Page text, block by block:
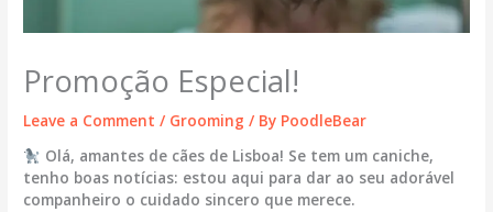
Promoção Especial!
Leave a Comment / Grooming / By PoodleBear
Olá, amantes de cães de Lisboa! Se tem um caniche,
tenho boas notícias: estou aqui para dar ao seu adorável
companheiro o cuidado sincero que merece.